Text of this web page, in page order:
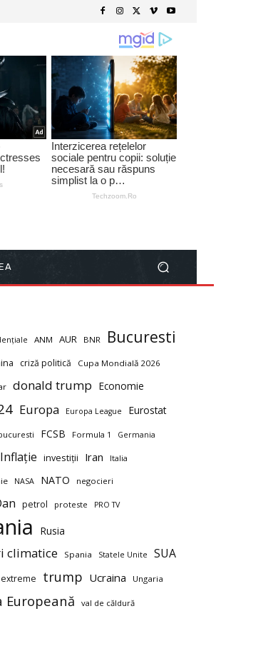
ANM AUR BNR Bucuresti
criză politică Cupa Mondială 2026
donald trump Economie
Europa Europa League Eurostat
FCSB Formula 1 Germania
Inflație investiții Iran Italia
NASA NATO negocieri
petrol proteste PRO TV
Rusia
climatice Spania Statele Unite SUA
trump Ucraina Ungaria
Europeană val de căldură